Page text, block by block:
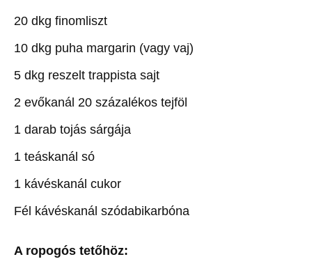
20 dkg finomliszt
10 dkg puha margarin (vagy vaj)
5 dkg reszelt trappista sajt
2 evőkanál 20 százalékos tejföl
1 darab tojás sárgája
1 teáskanál só
1 kávéskanál cukor
Fél kávéskanál szódabikarbóna
A ropogós tetőhöz: